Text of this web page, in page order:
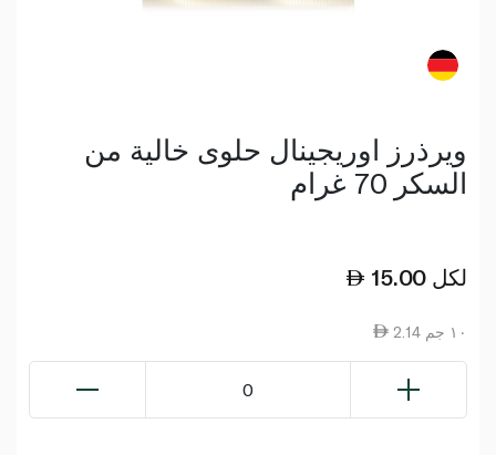
ويرذرز اوريجينال حلوى خالية من
السكر 70 غرام
15.00 لكل
2.14 ١٠ جم
0